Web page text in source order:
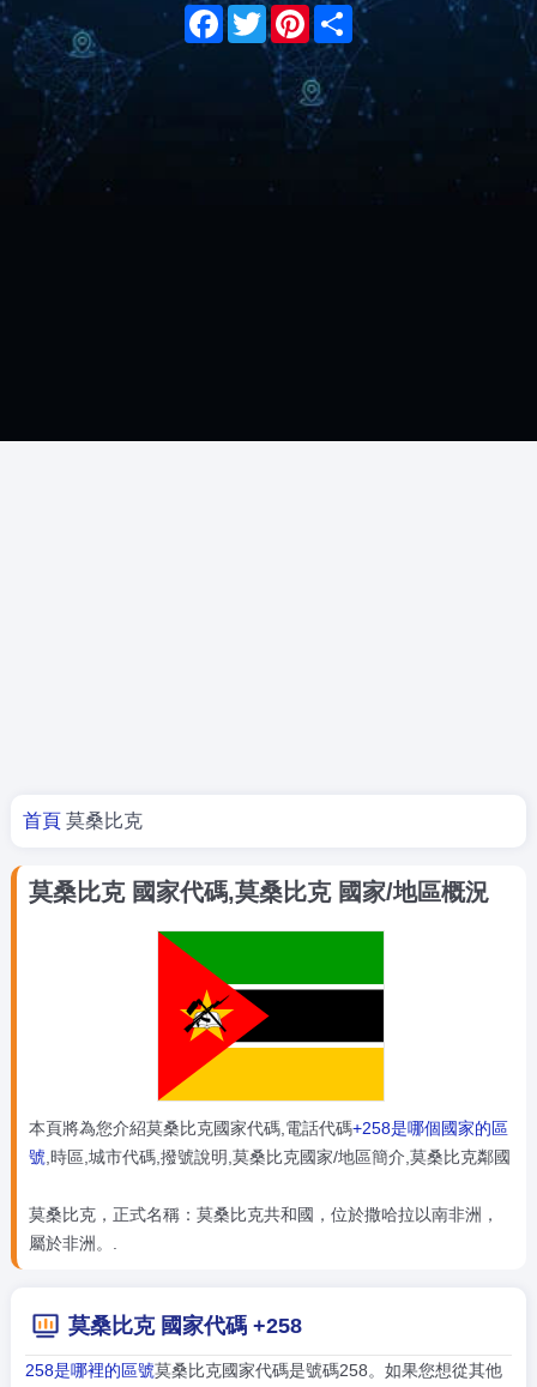
Facebook
TwitterPinterest
Share
你在這裡
首頁 莫桑比克
莫桑比克 國家代碼,莫桑比克 國家/地區概況
本頁將為您介紹莫桑比克國家代碼,電話代碼+258是哪個國家的區
號 ,時區,城市代碼,撥號說明,莫桑比克國家/地區簡介,莫桑比克鄰國
莫桑比克，正式名稱：莫桑比克共和國，位於撒哈拉以南非洲，
屬於非洲。.
莫桑比克 國家代碼 +258
258是哪裡的區號莫桑比克國家代碼是號碼258。如果您想從其他